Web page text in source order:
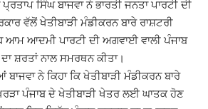
ਸਿੰਘ ਬਾਜਵਾ ਨੇ ਭਾਰਤੀ ਜਨਤਾ ਪਾਰਟੀ ਦੀ
ਵੱਲੋਂ ਖੇਤੀਬਾੜੀ ਮੰਡੀਕਰਨ ਬਾਰੇ ਰਾਸ਼ਟਰੀ
ਆਮ ਆਦਮੀ ਪਾਰਟੀ ਦੀ ਅਗਵਾਈ ਵਾਲੀ ਪੰਜਾਬ
ਸ਼ਰਤਾਂ ਨਾਲ ਸਮਰਥਨ ਕੀਤਾ।
ਬਾਜਵਾ ਨੇ ਕਿਹਾ ਕਿ ਖੇਤੀਬਾੜੀ ਮੰਡੀਕਰਨ ਬਾਰੇ
ਪੰਜਾਬ ਦੇ ਖੇਤੀਬਾੜੀ ਖੇਤਰ ਲਈ ਘਾਤਕ ਹੋਣ